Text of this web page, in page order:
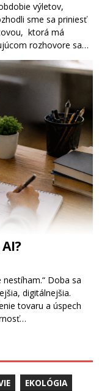
výletov,
sme sa priniesť
ktorá má
rozhovore sa…
Doba sa
digitálnejšia.
tovaru a úspech
EKOLÓGIA